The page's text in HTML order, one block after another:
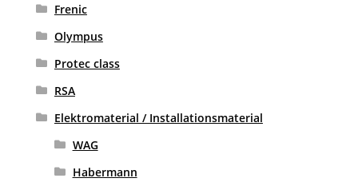
Frenic
Olympus
Protec class
RSA
Elektromaterial / Installationsmaterial
WAG
Habermann